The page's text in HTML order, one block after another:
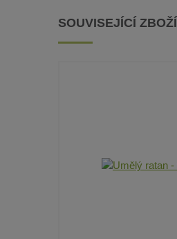
SOUVISEJÍCÍ ZBOŽÍ